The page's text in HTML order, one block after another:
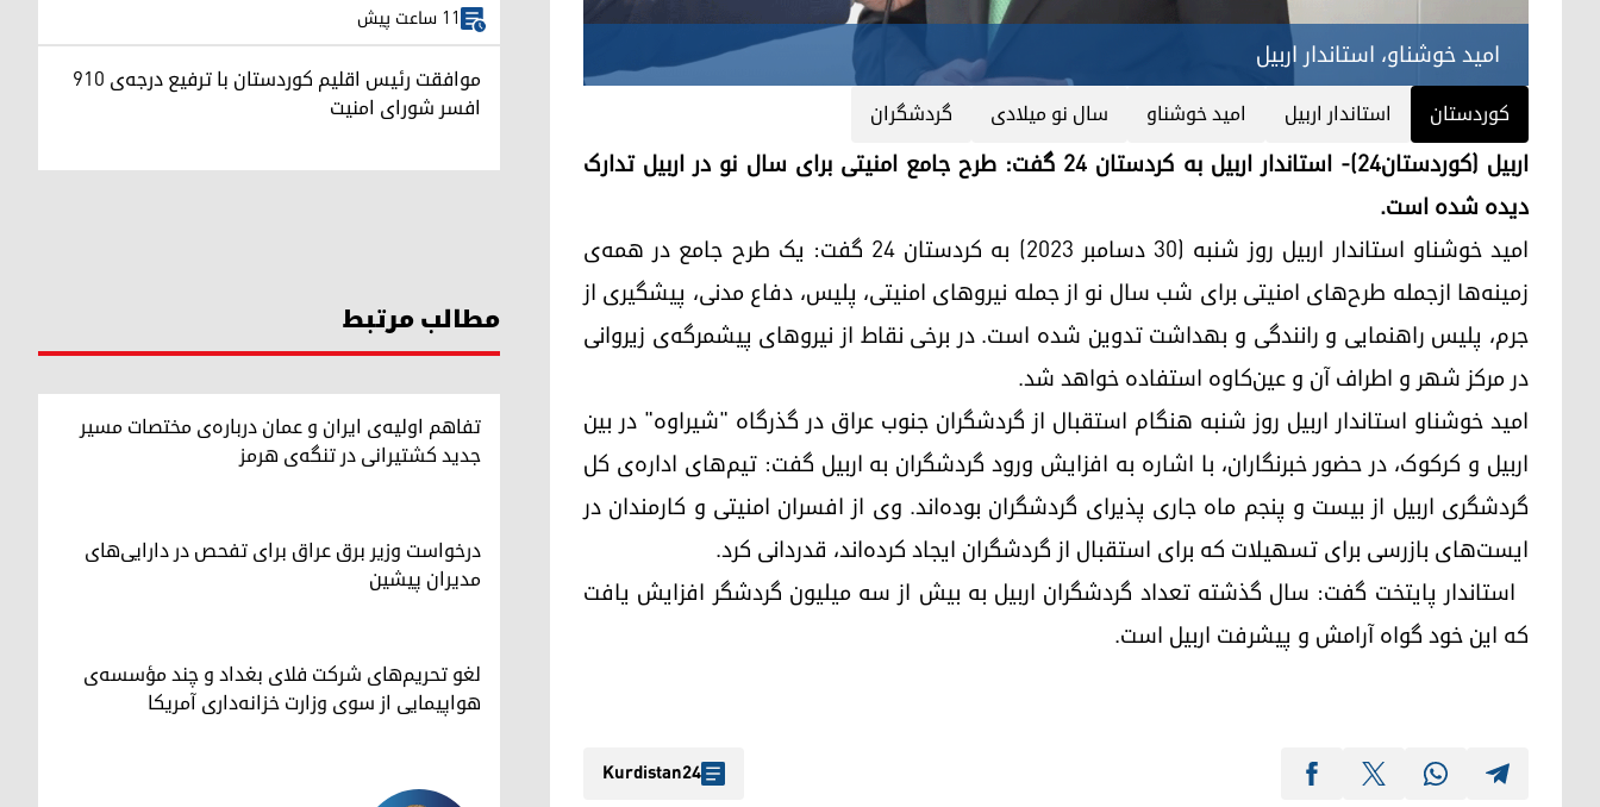
امید خوشناو، استاندار اربیل
کوردستان استاندار اربیل امید خوشناو سال نو میلادی گردشگران
اربیل (کوردستان۲۴)- استاندار اربیل به کردستان ۲۴ گفت: طرح جامع امنیتی برای سال نو در اربیل تدارک
دیده شده است.
امید خوشناو استاندار اربیل روز شنبه (۳۰ دسامبر ۲۰۲۳) به کردستان ۲۴ گفت: یک طرح جامع در همه‌ی
زمینه‌ها ازجمله طرح‌های امنیتی برای شب سال نو از جمله نیروهای امنیتی، پلیس، دفاع مدنی، پیشگیری از
جرم، پلیس راهنمایی و رانندگی و بهداشت تدوین شده است. در برخی نقاط از نیروهای پیشمرگه‌ی زیروانی
در مرکز شهر و اطراف آن و عین‌کاوه استفاده خواهد شد.
امید خوشناو استاندار اربیل روز شنبه هنگام استقبال از گردشگران جنوب عراق در گذرگاه "شیراوه" در بین
اربیل و کرکوک، در حضور خبرنگاران، با اشاره به افزایش ورود گردشگران به اربیل گفت: تیم‌های اداره‌ی کل
گردشگری اربیل از بیست و پنجم ماه جاری پذیرای گردشگران بوده‌اند. وی از افسران امنیتی و کارمندان در
ایست‌های بازرسی برای تسهیلات که برای استقبال از گردشگران ایجاد کرده‌اند، قدردانی کرد.
استاندار پایتخت گفت: سال گذشته تعداد گردشگران اربیل به بیش از سه میلیون گردشگر افزایش یافت
که این خود گواه آرامش و پیشرفت اربیل است.
Kurdistan24
11 ساعت پیش
موافقت رئیس اقلیم کوردستان با ترفیع درجه‌ی ۹۱۰
افسر شورای امنیت
مطالب مرتبط
تفاهم اولیه‌ی ایران و عمان درباره‌ی مختصات مسیر
جدید کشتیرانی در تنگه‌ی هرمز
درخواست وزیر برق عراق برای تفحص در دارایی‌های
مدیران پیشین
لغو تحریم‌های شرکت فلای بغداد و چند مؤسسه‌ی
هواپیمایی از سوی وزارت خزانه‌داری آمریکا